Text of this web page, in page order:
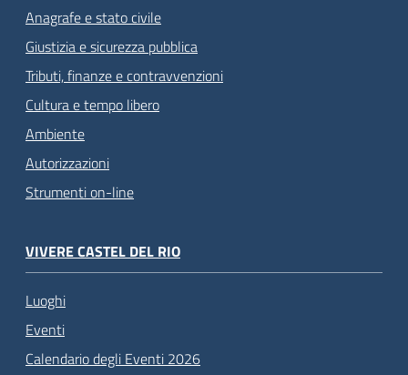
Anagrafe e stato civile
Giustizia e sicurezza pubblica
Tributi, finanze e contravvenzioni
Cultura e tempo libero
Ambiente
Autorizzazioni
Strumenti on-line
VIVERE CASTEL DEL RIO
Luoghi
Eventi
Calendario degli Eventi 2026